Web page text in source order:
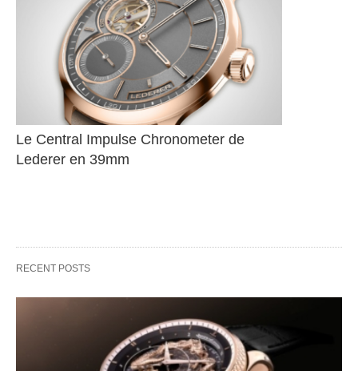
Le Central Impulse Chronometer de
Lederer en 39mm
RECENT POSTS